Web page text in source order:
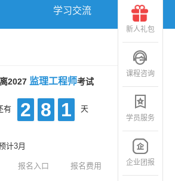
学习交流
2027 监理工程师考试
有 2 8 1 天
计3月
报名入口
报名费用
新人礼包
课程咨询
学员服务
企业团报